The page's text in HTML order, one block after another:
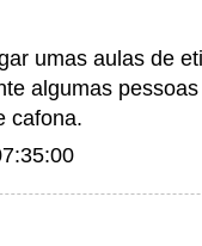
umas aulas de
algumas
cafona.